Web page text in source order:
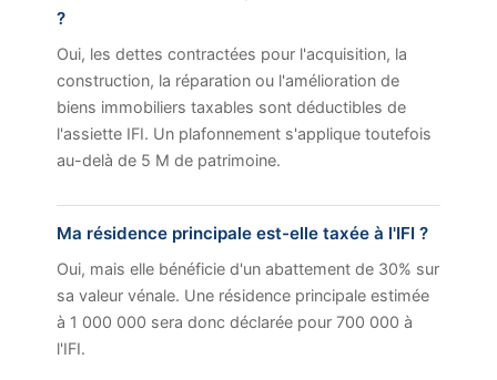
?
Oui, les dettes contractées pour l'acquisition, la
construction, la réparation ou l'amélioration de
biens immobiliers taxables sont déductibles de
l'assiette IFI. Un plafonnement s'applique toutefois
au-delà de 5 M de patrimoine.
Ma résidence principale est-elle taxée à l'IFI ?
Oui, mais elle bénéficie d'un abattement de 30% sur
sa valeur vénale. Une résidence principale estimée
à 1 000 000 sera donc déclarée pour 700 000 à
l'IFI.